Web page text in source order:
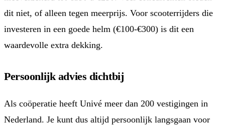
dit niet, of alleen tegen meerprijs. Voor scooterrijders die
investeren in een goede helm (€100-€300) is dit een
waardevolle extra dekking.
Persoonlijk advies dichtbij
Als coöperatie heeft Univé meer dan 200 vestigingen in
Nederland. Je kunt dus altijd persoonlijk langsgaan voor